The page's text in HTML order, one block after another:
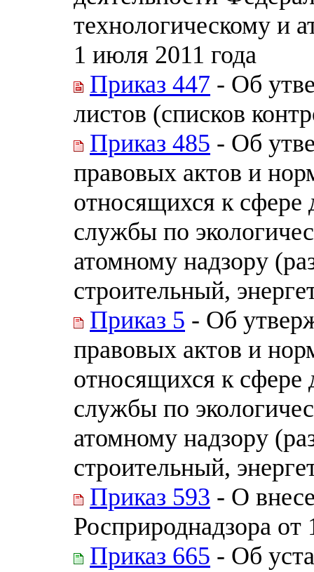
технологическому и
1 июля 2011 года
Приказ 447 - Об
листов (списков
Приказ 485 - Об
правовых актов и
относящихся к сфере
службы по
атомному надзору
строительный,
Приказ 5 - Об
правовых актов и
относящихся к сфере
службы по
атомному надзору
строительный,
Приказ 593 - О
Росприроднадзора
Приказ 665 - Об